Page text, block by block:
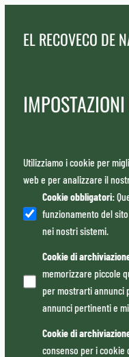
EL RECOVECO DE
Utilizziamo i cookie per
web e per analizzare il
Cookie obbligatori:
funzionamento del
nei nostri sistemi.
Cookie di
memorizzare piccole
per mostrarti annunci
annunci pertinenti e
Cookie di
consenso per i cookie